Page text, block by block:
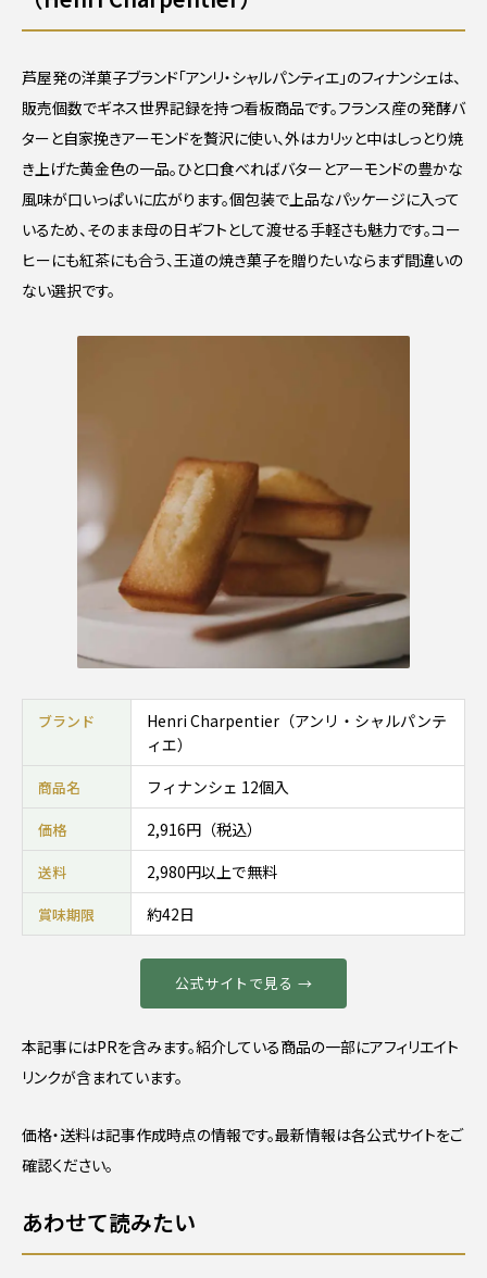
芦屋発の洋菓子ブランド「アンリ・シャルパンティエ」のフィナンシェは、
販売個数でギネス世界記録を持つ看板商品です。フランス産の発酵バ
ターと自家挽きアーモンドを贅沢に使い、外はカリッと中はしっとり焼
き上げた黄金色の一品。ひと口食べればバターとアーモンドの豊かな
風味が口いっぱいに広がります。個包装で上品なパッケージに入って
いるため、そのまま母の日ギフトとして渡せる手軽さも魅力です。コー
ヒーにも紅茶にも合う、王道の焼き菓子を贈りたいならまず間違いの
ない選択です。
ブランド
Henri Charpentier（アンリ・シャルパンテ
ィエ）
商品名 フィナンシェ 12個入
価格 2,916円（税込）
送料 2,980円以上で無料
賞味期限 約42日
公式サイトで見る →
本記事にはPRを含みます。紹介している商品の一部にアフィリエイト
リンクが含まれています。
価格・送料は記事作成時点の情報です。最新情報は各公式サイトをご
確認ください。
あわせて読みたい